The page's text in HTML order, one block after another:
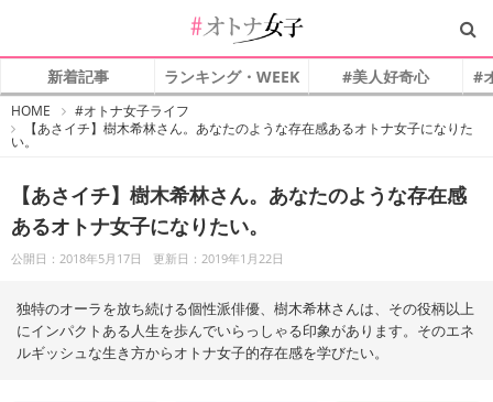
新着記事 ランキング・WEEK #美人好奇心 #
HOME
オ
ト
#オトナ女子ライフ
【あさイチ】樹木希林さん。あなたのような存在感あるオトナ女子になりた
い。
【あさイチ】樹木希林さん。あなたのような存在感
あるオトナ女子になりたい。
公開日：2018年5月17日 更新日：2019年1月22日
独特のオーラを放ち続ける個性派俳優、樹木希林さんは、その役柄以上
にインパクトある人生を歩んでいらっしゃる印象があります。そのエネ
ルギッシュな生き方からオトナ女子的存在感を学びたい。